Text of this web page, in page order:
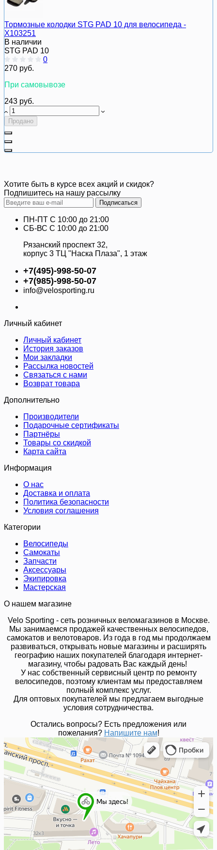
Тормозные колодки STG PAD 10 для велосипедa -
Х103251
В наличии
STG PAD 10
0
270 руб.
При самовывозе
243 руб.
Продано
Хотите быть в курсе всех акций и скидок?
Подпишитесь на нашу рассылку
Подписаться
ПН-ПТ C 10:00 до 21:00
СБ-ВС С 10:00 до 21:00
Рязанский проспект 32,
корпус 3 ТЦ "Наска Плаза", 1 этаж
+7(495)-998-50-07
+7(985)-998-50-07
info@velosporting.ru
Личный кабинет
Личный кабинет
История заказов
Мои закладки
Рассылка новостей
Связаться с нами
Возврат товара
Дополнительно
Производители
Подарочные сертификаты
Партнёры
Товары со скидкой
Карта сайта
Информация
О нас
Доставка и оплата
Политика безопасности
Условия соглашения
Категории
Велосипеды
Самокаты
Запчасти
Аксессуары
Экипировка
Мастерская
О нашем магазине
Velo Sporting - сеть розничных веломагазинов в Москве.
Мы занимаемся продажей качественных велосипедов,
самокатов и велотоваров. Из года в год мы продолжаем
развиваться, открывать новые магазины и расширять
географию наших покупателей благодаря интернет-
магазину, чтобы радовать Вас каждый день!
У нас собственный сервисный центр по ремонту
велосипедов, поэтому клиентам мы предоставляем
полный комплекс услуг.
Для оптовых покупателей мы предлагаем выгодные
условия сотрудничества.
Остались вопросы? Есть предложения или
пожелания? Напишите нам!